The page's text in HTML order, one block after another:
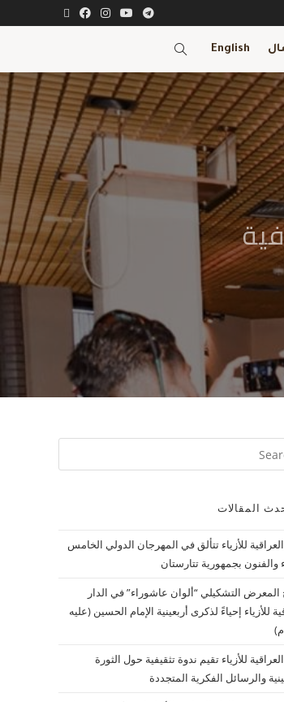
English
المقالات
العراقية للأزياء تتألق في المهرجان الدولي الخامس
والفنون بجمهورية تتارستان
المعرض التشكيلي “ألوان عاشوراء” في الدار
للأزياء إحياءً لذكرى أربعينية الإمام الحسين (عليه
للأزياء تقيم ندوة تثقيفية حول الثورة
والرسائل الفكرية المتجددة